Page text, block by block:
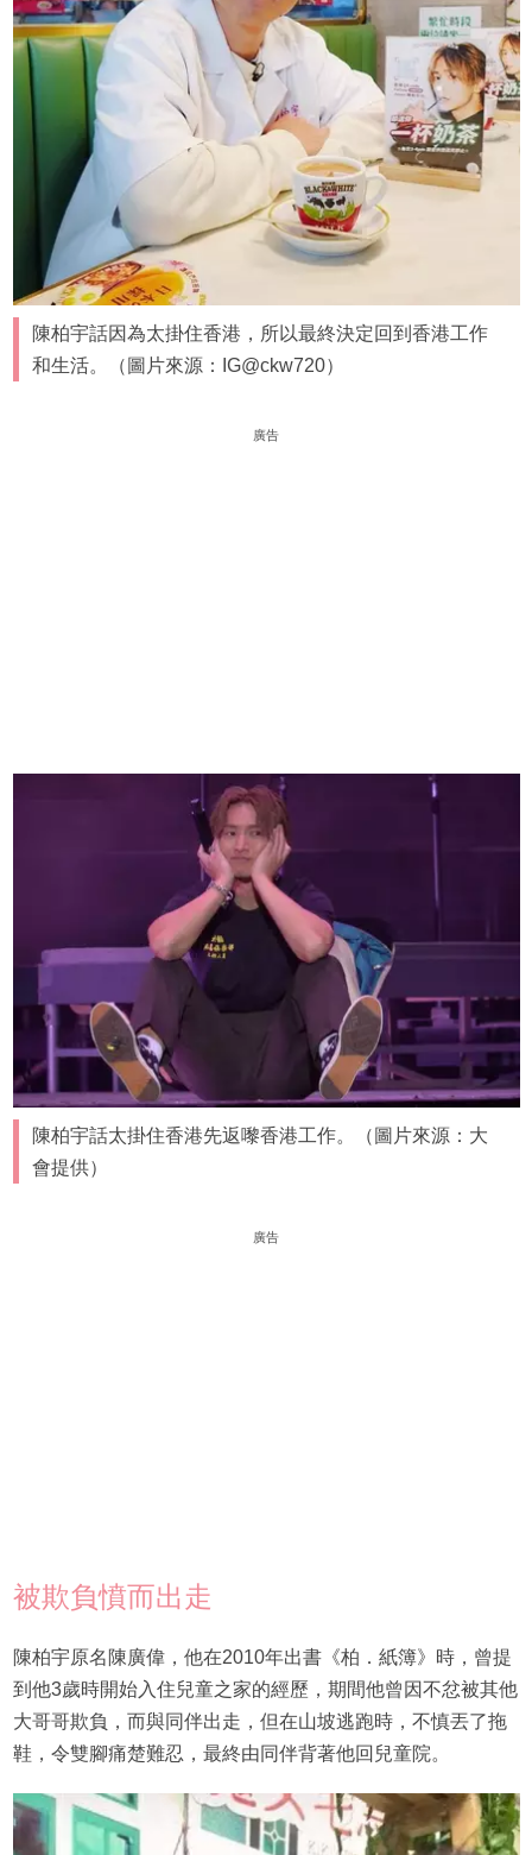
陳柏宇話因為太掛住香港，所以最終決定回到香港工作
和生活。（圖片來源：IG@ckw720）
廣告
陳柏宇話太掛住香港先返嚟香港工作。（圖片來源：大
會提供）
廣告
被欺負憤而出走
陳柏宇原名陳廣偉，他在2010年出書《柏．紙簿》時，曾提
到他3歲時開始入住兒童之家的經歷，期間他曾因不忿被其他
大哥哥欺負，而與同伴出走，但在山坡逃跑時，不慎丟了拖
鞋，令雙腳痛楚難忍，最終由同伴背著他回兒童院。